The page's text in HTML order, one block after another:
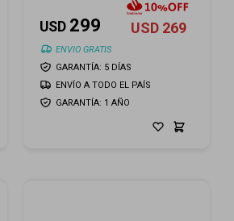
USD 299 USD 269
ENVIO GRATIS
GARANTÍA: 1 AÑO
GARANTÍA: 5 DÍAS
ENVÍO A TODO EL PAÍS